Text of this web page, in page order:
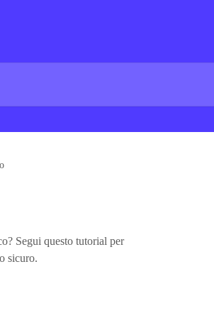
Segui questo tutorial per
sicuro.